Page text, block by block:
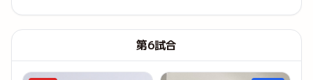
第6試合